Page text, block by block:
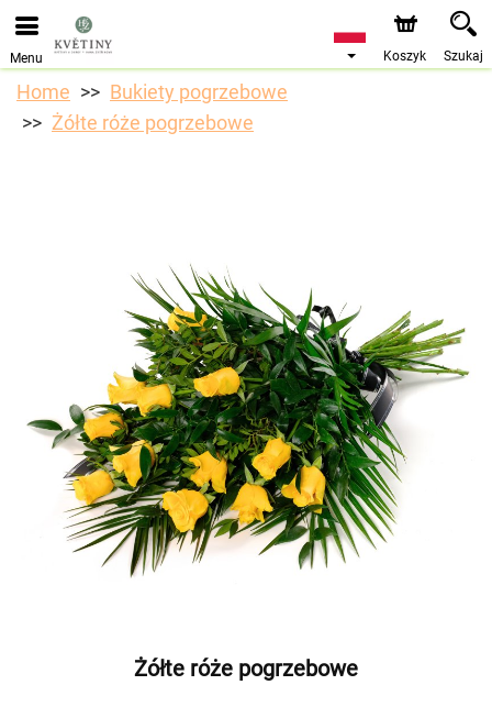
Przyjmujemy zamówienia za pośrednictwem naszego
sklepu internetowego. Najbliższy możliwy termin dostawy
to 10.08.2026 z powodu urlopu.
Menu Koszyk Szukaj
Home
Bukiety pogrzebowe
Żółte róże pogrzebowe
Żółte róże pogrzebowe